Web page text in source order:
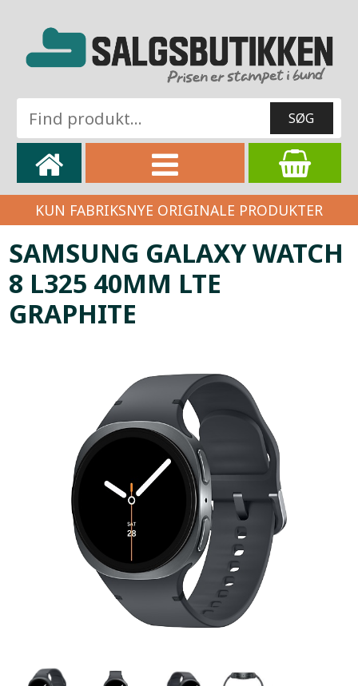
KUN FABRIKSNYE ORIGINALE PRODUKTER
SAMSUNG GALAXY WATCH
8 L325 40MM LTE
GRAPHITE